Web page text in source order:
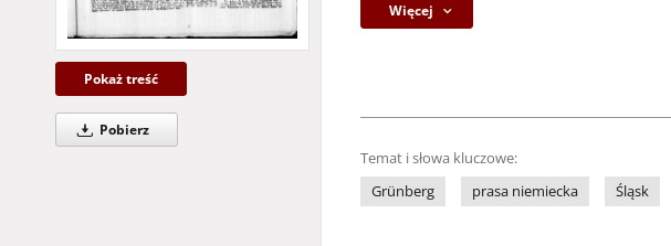
Pokaż treść
Pobierz
Więcej
Temat i słowa kluczowe:
Grünberg
prasa niemiecka Śląsk